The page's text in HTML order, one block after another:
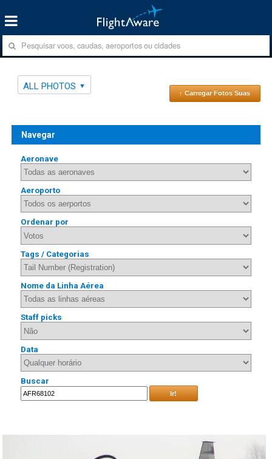
ALL PHOTOS
↑ Carregar Fotos Suas
Navegar
Aeronave
Aeroporto
Ordenar por
Tags / Categorias
Nome da Linha Aérea
Staff picks
Data
Buscar
Ir!